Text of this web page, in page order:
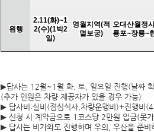
원행
2.11(화)~1
2(수)(1박2
일)
영월지역(적
멸보궁)
오대산월정
룡포~장릉~
▶답사는 12월~1월 화, 토, 일요일 진행(날짜
(추가 인원은 차량 제공자가 있을 경우 가능)
▶ 답사비:실비(점심식사,차량운행비)+진행비
▶ 신청 시 계약금으로 1코스당 2만원 입금(못
▶ 답사는 비가와도 진행하며 우의, 우산을 준
«